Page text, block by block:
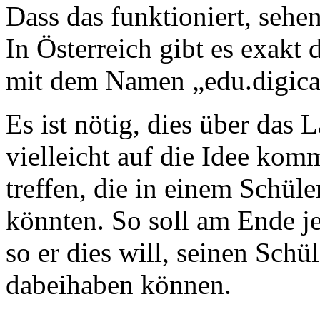
Dass das funktioniert,
In Österreich gibt es exakt
mit dem Namen
Es ist nötig, dies über das
vielleicht auf die Idee
treffen, die in einem
könnten. So soll am Ende
so er dies will, seinen
dabeihaben können.